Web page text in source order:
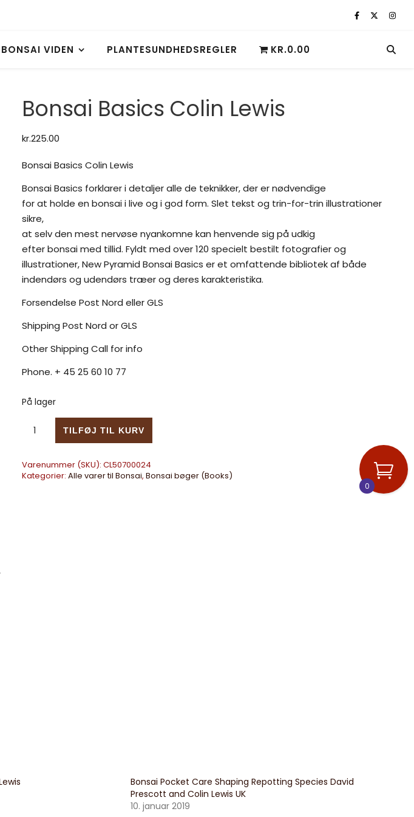
BONSAI VIDEN PLANTESUNDHEDSREGLER KR.0.00
Bonsai Basics Colin Lewis
kr.225.00
Bonsai Basics Colin Lewis
Bonsai Basics forklarer i detaljer alle de teknikker, der er nødvendige
for at holde en bonsai i live og i god form. Slet tekst og trin-for-trin illustrationer
sikre,
at selv den mest nervøse nyankomne kan henvende sig på udkig
efter bonsai med tillid. Fyldt med over 120 specielt bestilt fotografier og
illustrationer, New Pyramid Bonsai Basics er et omfattende bibliotek af både
indendørs og udendørs træer og deres karakteristika.
Forsendelse Post Nord eller GLS
Shipping Post Nord or GLS
Other Shipping Call for info
Phone. + 45 25 60 10 77
På lager
TILFØJ TIL KURV
Varenummer (SKU): CL50700024
Kategorier: Alle varer til Bonsai, Bonsai bøger (Books)
Bonsai Pocket Care Shaping Repotting Species David
Prescott and Colin Lewis UK
10. januar 2019
0